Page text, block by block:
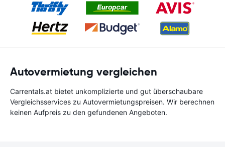
Autovermietung vergleichen
Carrentals.at bietet unkomplizierte und gut überschaubare
Vergleichsservices zu Autovermietungspreisen. Wir berechnen
keinen Aufpreis zu den gefundenen Angeboten.